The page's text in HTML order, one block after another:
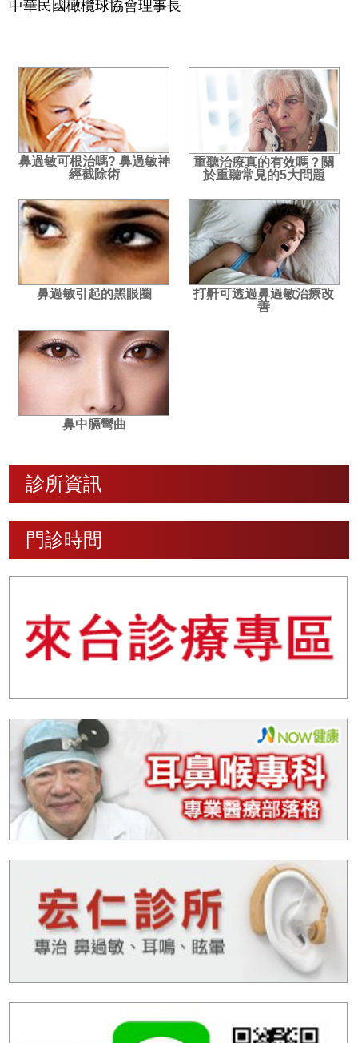
中華民國橄欖球協會理事長
鼻過敏可根治嗎? 鼻過敏神
經截除術
重聽治療真的有效嗎？關
於重聽常見的5大問題
鼻過敏引起的黑眼圈
打鼾可透過鼻過敏治療改
善
鼻中膈彎曲
診所資訊
門診時間